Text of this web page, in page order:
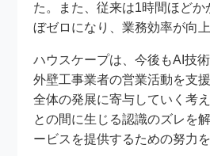
た。また、従来は1時間ほどか
ぼゼロになり、業務効率が向上
ハウスケープは、今後もAI技
外壁工事業者の営業活動を支
全体の発展に寄与していく考
との間に生じる認識のズレを
ービスを提供するための努力